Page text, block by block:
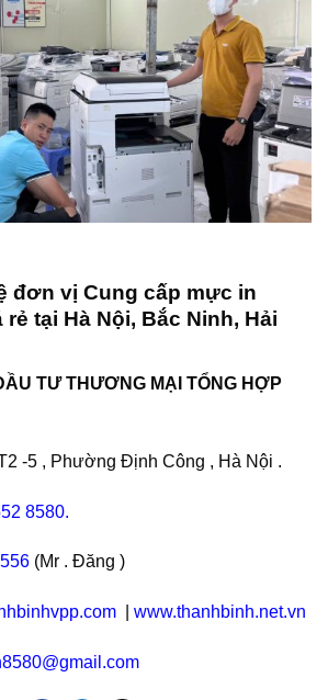
đơn vị Cung cấp mực in
tại Hà Nội, Bắc Ninh, Hải
TƯ THƯƠNG MẠI TỔNG HỢP
-5 , Phường Định Công , Hà Nội .
8580.
(Mr . Đăng )
www.thanhbinh.net.vn